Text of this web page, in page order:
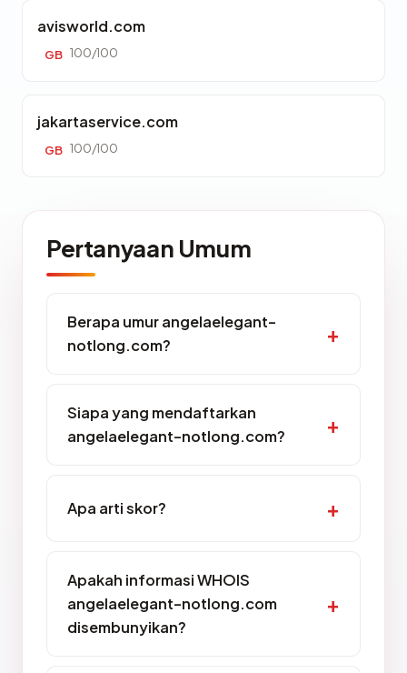
avisworld.com
GB 100/100
jakartaservice.com
GB 100/100
Pertanyaan Umum
Berapa umur angelaelegant-
notlong.com?
Siapa yang mendaftarkan
angelaelegant-notlong.com?
Apa arti skor?
Apakah informasi WHOIS
angelaelegant-notlong.com
disembunyikan?